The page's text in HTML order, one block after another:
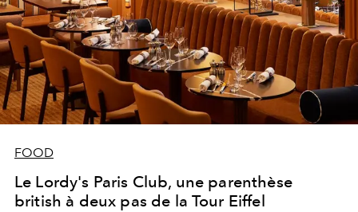
FOOD
Le Lordy's Paris Club, une parenthèse
british à deux pas de la Tour Eiffel